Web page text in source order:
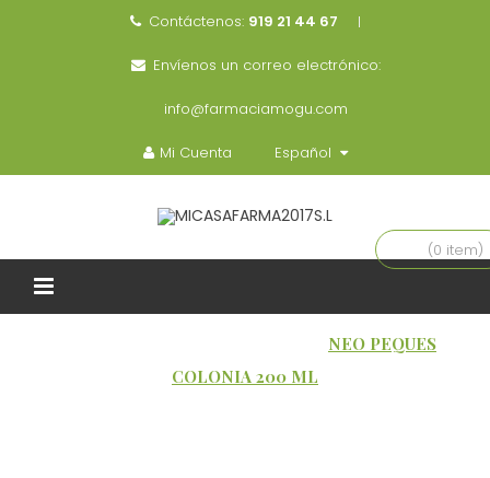
Contáctenos: 919 21 44 67
Envíenos un correo electrónico:
info@farmaciamogu.com
Mi Cuenta Español
(0 item)
NEO PEQUES
COLONIA 200 ML